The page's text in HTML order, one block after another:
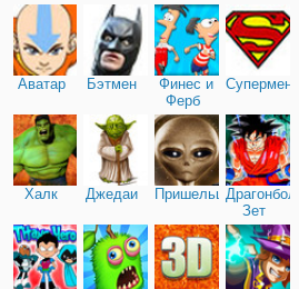
Аватар Бэтмен
Финес и
Ферб
Супермен
Халк Джедаи ПришельцыДрагонболл
Зет